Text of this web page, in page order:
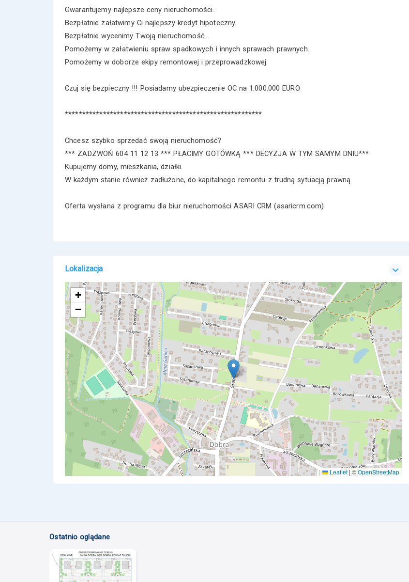
Gwarantujemy najlepsze ceny nieruchomości.
Bezpłatnie załatwimy Ci najlepszy kredyt hipoteczny.
Bezpłatnie wycenimy Twoją nieruchomość.
Pomożemy w załatwieniu spraw spadkowych i innych sprawach prawnych.
Pomożemy w doborze ekipy remontowej i przeprowadzkowej.
Czuj się bezpieczny !!! Posiadamy ubezpieczenie OC na 1.000.000 EURO
*********************************************************
Chcesz szybko sprzedać swoją nieruchomość?
*** ZADZWOŃ 604 11 12 13 *** PŁACIMY GOTÓWKĄ *** DECYZJA W TYM SAMYM DNIU***
Kupujemy domy, mieszkania, działki.
W każdym stanie również zadłużone, do kapitalnego remontu z trudną sytuacją prawną.
Oferta wysłana z programu dla biur nieruchomości ASARI CRM (asaricrm.com)
Lokalizacja
+
−
Leaflet | ©OpenStreetMap
Ostatnio oglądane